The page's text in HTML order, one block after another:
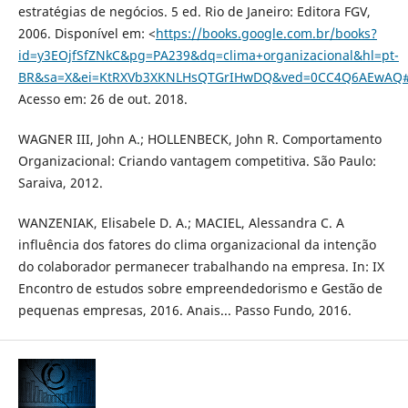
estratégias de negócios. 5 ed. Rio de Janeiro: Editora FGV,
2006. Disponível em: <https://books.google.com.br/books?
id=y3EOjfSfZNkC&pg=PA239&dq=clima+organizacional&hl=pt-
Acesso em: 26 de out. 2018.
WAGNER III, John A.; HOLLENBECK, John R. Comportamento
Organizacional: Criando vantagem competitiva. São Paulo:
Saraiva, 2012.
WANZENIAK, Elisabele D. A.; MACIEL, Alessandra C. A
influência dos fatores do clima organizacional da intenção
do colaborador permanecer trabalhando na empresa. In: IX
Encontro de estudos sobre empreendedorismo e Gestão de
pequenas empresas, 2016. Anais... Passo Fundo, 2016.